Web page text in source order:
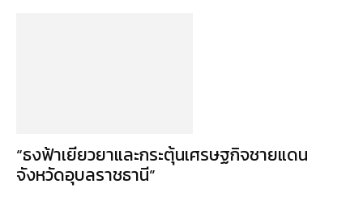
“ธงฟ้าเยียวยาและกระตุ้นเศรษฐกิจชายแดน
จังหวัดอุบลราชธานี”